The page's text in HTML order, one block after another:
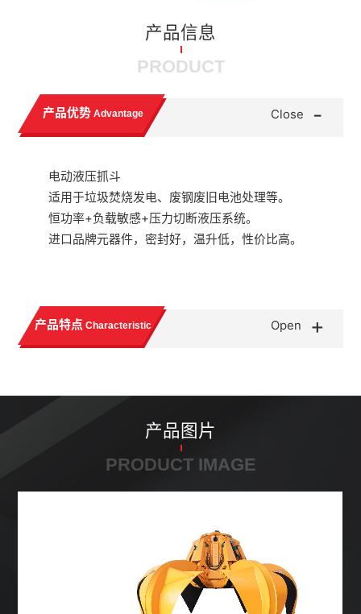
产品信息
PRODUCT
产品优势 Advantage Close -
电动液压抓斗
适用于垃圾焚烧发电、废钢废旧电池处理等。
恒功率+负载敏感+压力切断液压系统。
进口品牌元器件，密封好，温升低，性价比高。
产品特点 Characteristic Open +
产品图片
PRODUCT IMAGE